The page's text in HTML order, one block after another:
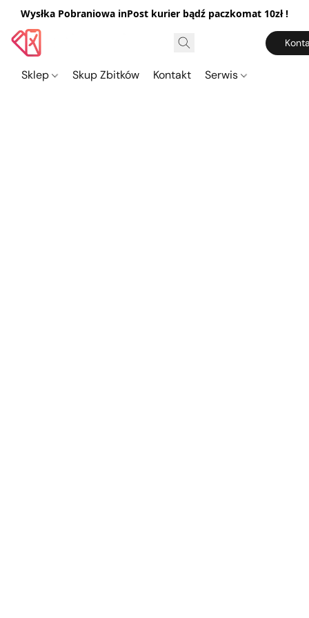
Wysłka Pobraniowa inPost kurier bądź paczkomat 10zł !
Sklep Skup Zbitków Kontakt Serwis